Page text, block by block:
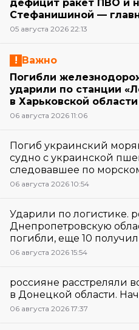
дефицит ракет ПВО и
Стефанишиной —
05 августа 2026 22:13
Важно
Погибли
ударили по станции
в Харьковской области
06 августа 2026 11:06
Погиб украинский
судно с украинской
следовавшее по
06 августа 2026 10:54
Ударили по логистике.
Днепропетровскую
погибли, еще 10
06 августа 2026 15:54
россияне расстреляли
в Донецкой области.
06 августа 2026 17:37